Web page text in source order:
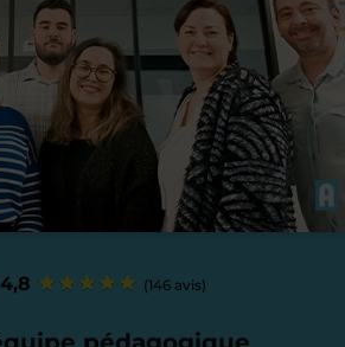
4,8 (146 avis)